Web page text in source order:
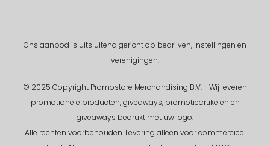
Ons aanbod is uitsluitend gericht op bedrijven, instellingen en
verenigingen.
© 2025 Copyright Promostore Merchandising B.V. - Wij leveren
promotionele producten, giveaways, promotieartikelen en
giveaways bedrukt met uw logo.
Alle rechten voorbehouden.Levering alleen voor commercieel